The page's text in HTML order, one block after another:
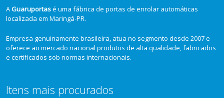
AGuaruportasé uma fábrica de portas de enrolar automáticas
localizada em Maringá-PR.
Empresa genuinamente brasileira, atua no segmento desde 2007 e
oferece ao mercado nacional produtos de alta qualidade, fabricados
e certificados sob normas internacionais.
Itens mais procurados